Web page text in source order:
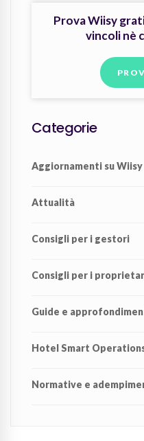
Prova Wiisy
vincoli nè
Categorie
Aggiornamenti su Wiisy
Attualità
Consigli per i gestori
Consigli per i
Guide e
Hotel Smart
Normative e